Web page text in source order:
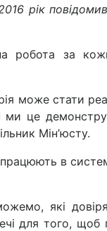
рік
робота за
може стати
це
Мін’юсту.
в системі
які
для того, щоб